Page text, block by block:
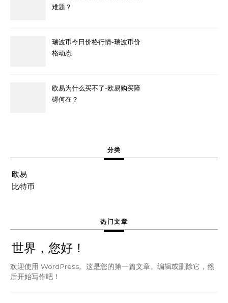
难题？
瑞波币今日价格行情-瑞波币价
格动态
欧易为什么买不了-欧易购买障
碍何在？
分类
欧易
比特币
热门文章
世界，您好！
欢迎使用 WordPress。这是您的第一篇文章。编辑或删除它，然
后开始写作吧！